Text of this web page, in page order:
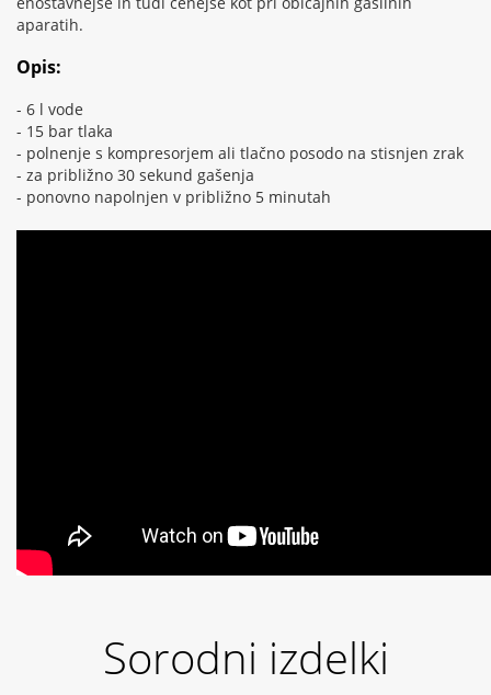
aparatih.
Opis:
- 6 l vode
- 15 bar tlaka
- polnenje s kompresorjem ali tlačno posodo na stisnjen zrak
- za približno 30 sekund gašenja
- ponovno napolnjen v približno 5 minutah
Sorodni izdelki